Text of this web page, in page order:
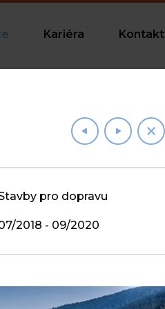
Kariéra Kontakt
pro dopravu
2018 - 09/2020